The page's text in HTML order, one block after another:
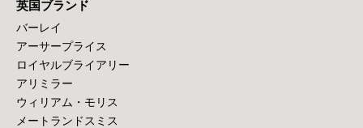
英国ブランド
バーレイ
アーサープライス
ロイヤルブライアリー
アリミラー
ウィリアム・モリス
メートランドスミス